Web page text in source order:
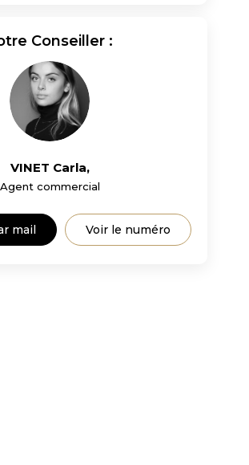
Conseiller :
VINET Carla,
Agent commercial
mail Voir le numéro